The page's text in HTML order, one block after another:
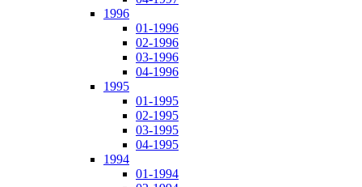
1996
01-1996
02-1996
03-1996
04-1996
1995
01-1995
02-1995
03-1995
04-1995
1994
01-1994